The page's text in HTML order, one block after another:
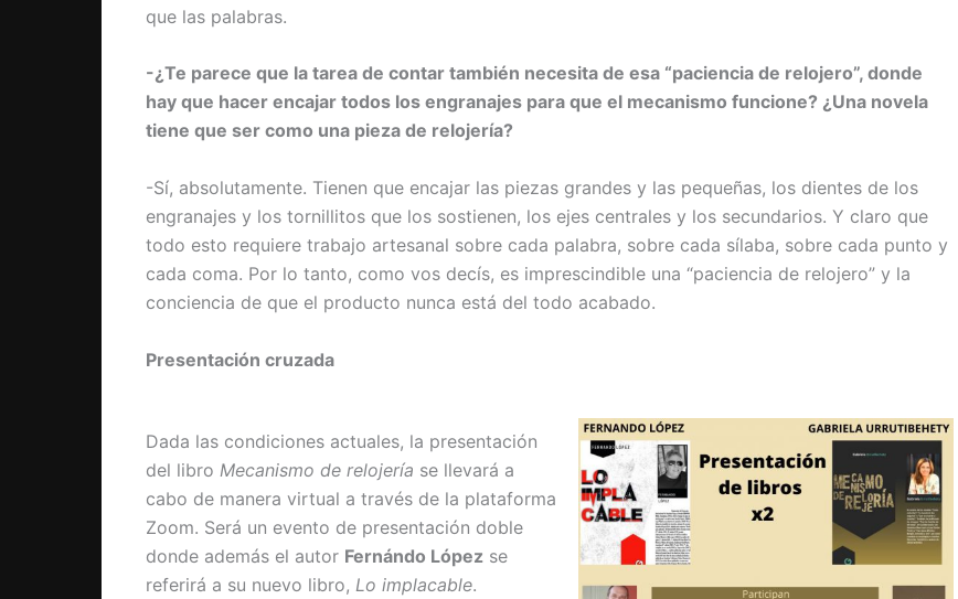
que las palabras.
-¿Te parece que la tarea de contar también necesita de esa “paciencia de relojero”, donde
hay que hacer encajar todos los engranajes para que el mecanismo funcione? ¿Una novela
tiene que ser como una pieza de relojería?
-Sí, absolutamente. Tienen que encajar las piezas grandes y las pequeñas, los dientes de los
engranajes y los tornillitos que los sostienen, los ejes centrales y los secundarios. Y claro que
todo esto requiere trabajo artesanal sobre cada palabra, sobre cada sílaba, sobre cada punto y
cada coma. Por lo tanto, como vos decís, es imprescindible una “paciencia de relojero” y la
conciencia de que el producto nunca está del todo acabado.
Presentación cruzada
Dada las condiciones actuales, la presentación
del libro Mecanismo de relojería se llevará a
cabo de manera virtual a través de la plataforma
Zoom. Será un evento de presentación doble
donde además el autor Fernándo López se
referirá a su nuevo libro, Lo implacable.